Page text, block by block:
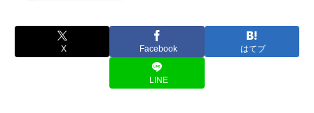
X Facebook はてブ
LINE